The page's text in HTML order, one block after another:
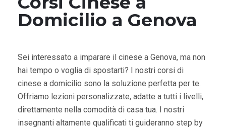
Domicilio a Genova
Sei interessato a imparare il cinese a Genova, ma non
hai tempo o voglia di spostarti? I nostri corsi di
cinese a domicilio sono la soluzione perfetta per te.
Offriamo lezioni personalizzate, adatte a tutti i livelli,
direttamente nella comodità di casa tua. I nostri
insegnanti altamente qualificati ti guideranno step by